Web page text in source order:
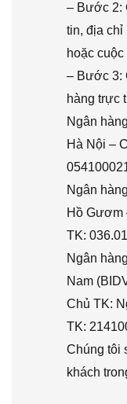
– Bước 2:
tin, địa chỉ
hoặc
– Bước 3:
hàng trực
Ngân
Hà Nội –
Ngân
Hồ Gươm
TK:
Ngân
Nam
Chủ TK:
TK:
Chúng tôi
khách